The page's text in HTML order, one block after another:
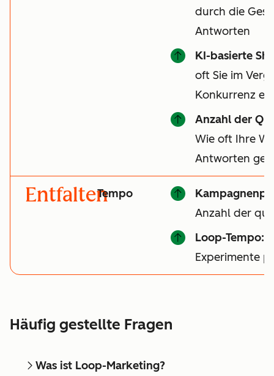
durch die
Antworten
KI-basierte
oft Sie im
Konkurrenz
Anzahl der
Wie oft Ihre
Antworten
EntfaltenTempo
Anzahl der
Loop-Tempo:
Experimente
Häufig gestellte Fragen
Was ist Loop-Marketing?